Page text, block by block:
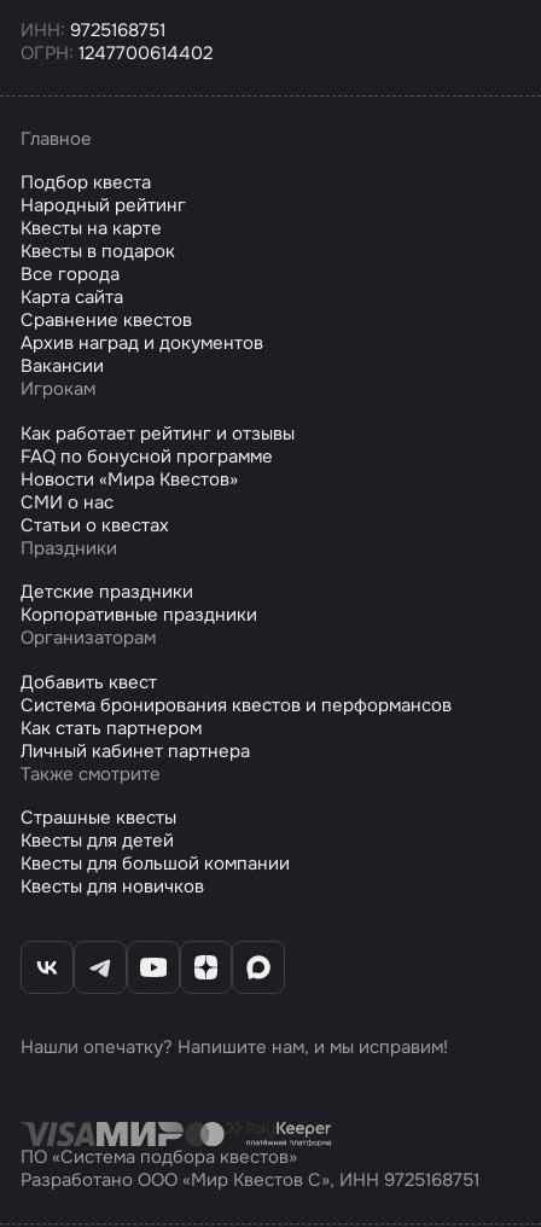
ИНН: 9725168751
ОГРН: 1247700614402
Главное
Подбор квеста
Народный рейтинг
Квесты на карте
Квесты в подарок
Все города
Карта сайта
Сравнение квестов
Архив наград и документов
Вакансии
Игрокам
Как работает рейтинг и отзывы
FAQ по бонусной программе
Новости «Мира Квестов»
СМИ о нас
Статьи о квестах
Праздники
Детские праздники
Корпоративные праздники
Организаторам
Добавить квест
Система бронирования квестов и перформансов
Как стать партнером
Личный кабинет партнера
Также смотрите
Страшные квесты
Квесты для детей
Квесты для большой компании
Квесты для новичков
Нашли опечатку? Напишите нам, и мы исправим!
ПО «Система подбора квестов»
Разработано ООО «Мир Квестов С», ИНН 9725168751